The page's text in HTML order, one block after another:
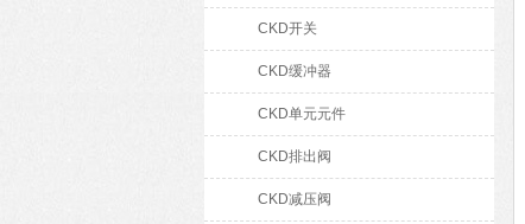
CKD开关
CKD缓冲器
CKD单元元件
CKD排出阀
CKD减压阀